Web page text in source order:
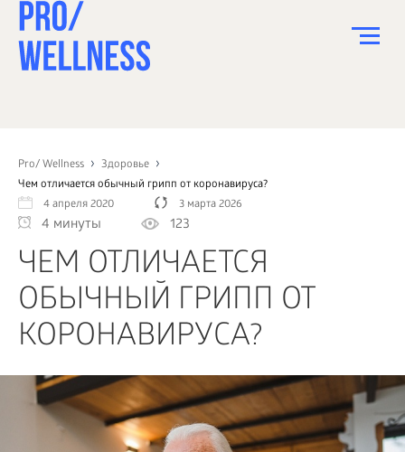
Pro/ Wellness
Здоровье
Чем отличается обычный грипп от коронавируса?
4 апреля 2020
3 марта 2026
4 минуты 123
ЧЕМ ОТЛИЧАЕТСЯ
ОБЫЧНЫЙ ГРИПП ОТ
КОРОНАВИРУСА?
СПОРТ
ЗДОРОВЬЕ
КРАСОТА
ПСИХОЛОГИЯ
ДЕТИ
ДОМ
КАК?
БИЗНЕС